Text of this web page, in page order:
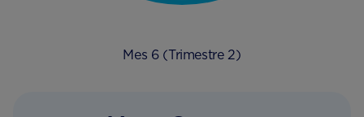
Mes 6 (Trimestre 2)